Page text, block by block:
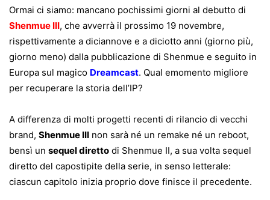
Ormai ci siamo: mancano pochissimi giorni al debutto di
Shenmue III, che avverrà il prossimo 19 novembre,
rispettivamente a diciannove e a diciotto anni (giorno più,
giorno meno) dalla pubblicazione di Shenmue e seguito in
Europa sul magico Dreamcast. Qual emomento migliore
per recuperare la storia dell’IP?
A differenza di molti progetti recenti di rilancio di vecchi
brand, Shenmue III non sarà né un remake né un reboot,
bensì un sequel diretto di Shenmue II, a sua volta sequel
diretto del capostipite della serie, in senso letterale:
ciascun capitolo inizia proprio dove finisce il precedente.